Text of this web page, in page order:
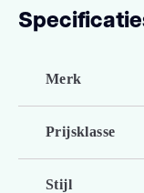
Merk
Prijsklasse
Stijl